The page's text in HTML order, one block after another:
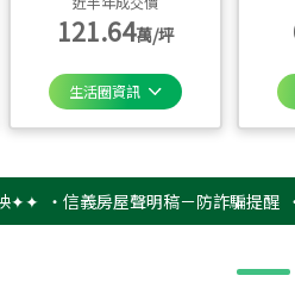
121.64萬/坪
生活圈資訊
信義房屋聲明稿－防詐騙提醒 ‧【#信